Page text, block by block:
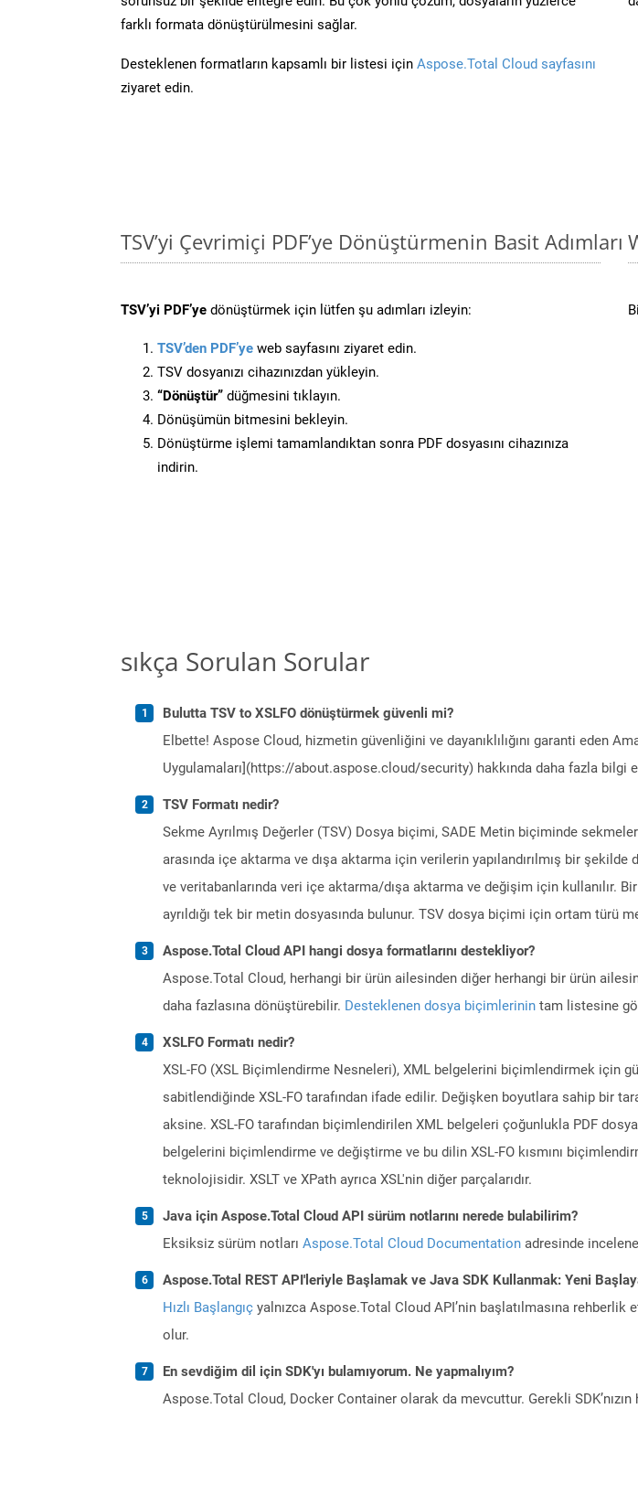
farklı formata dönüştürülmesini sağlar.
Desteklenen formatların kapsamlı bir listesi için Aspose.Total Cloud sayfasını
ziyaret edin.
TSV’yi Çevrimiçi PDF’ye Dönüştürmenin Basit Adımları
TSV’yi PDF’ye dönüştürmek için lütfen şu adımları izleyin:
TSV’den PDF’ye web sayfasını ziyaret edin.
TSV dosyanızı cihazınızdan yükleyin.
“Dönüştür” düğmesini tıklayın.
Dönüşümün bitmesini bekleyin.
Dönüştürme işlemi tamamlandıktan sonra PDF dosyasını cihazınıza
indirin.
sıkça Sorulan Sorular
Bulutta TSV to XSLFO dönüştürmek güvenli mi?
Elbette! Aspose Cloud, hizmetin güvenliğini ve dayanıklılığını garanti eden
Uygulamaları](https://about.aspose.cloud/security) hakkında daha fazla bilgi
TSV Formatı nedir?
Sekme Ayrılmış Değerler (TSV) Dosya biçimi, SADE Metin biçiminde
arasında içe aktarma ve dışa aktarma için verilerin yapılandırılmış bir
ve veritabanlarında veri içe aktarma/dışa aktarma ve değişim için kullanılır.
ayrıldığı tek bir metin dosyasında bulunur. TSV dosya biçimi için ortam türü
Aspose.Total Cloud API hangi dosya formatlarını destekliyor?
Aspose.Total Cloud, herhangi bir ürün ailesinden diğer herhangi bir ürün
daha fazlasına dönüştürebilir. Desteklenen dosya biçimlerinin tam listesine
XSLFO Formatı nedir?
XSL-FO (XSL Biçimlendirme Nesneleri), XML belgelerini biçimlendirmek için
sabitlendiğinde XSL-FO tarafından ifade edilir. Değişken boyutlara sahip bir
aksine. XSL-FO tarafından biçimlendirilen XML belgeleri çoğunlukla PDF
belgelerini biçimlendirme ve değiştirme ve bu dilin XSL-FO kısmını
teknolojisidir. XSLT ve XPath ayrıca XSL'nin diğer parçalarıdır.
Java için Aspose.Total Cloud API sürüm notlarını nerede bulabilirim?
Eksiksiz sürüm notları Aspose.Total Cloud Documentation adresinde
Aspose.Total REST API'leriyle Başlamak ve Java SDK Kullanmak: Yeni
Hızlı Başlangıç yalnızca Aspose.Total Cloud API’nin başlatılmasına rehberlik
olur.
En sevdiğim dil için SDK'yı bulamıyorum. Ne yapmalıyım?
Aspose.Total Cloud, Docker Container olarak da mevcuttur. Gerekli